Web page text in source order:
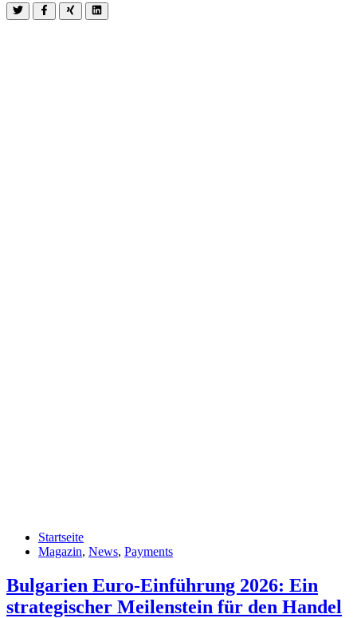
Startseite
Magazin, News, Payments
Bulgarien Euro-Einführung 2026: Ein
strategischer Meilenstein für den Handel